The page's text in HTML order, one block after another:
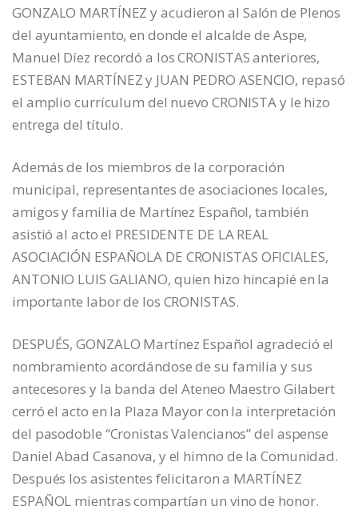
GONZALO MARTÍNEZ y acudieron al Salón de Plenos
del ayuntamiento, en donde el alcalde de Aspe,
Manuel Díez recordó a los CRONISTAS anteriores,
ESTEBAN MARTÍNEZ y JUAN PEDRO ASENCIO, repasó
el amplio currículum del nuevo CRONISTA y le hizo
entrega del título.
Además de los miembros de la corporación
municipal, representantes de asociaciones locales,
amigos y familia de Martínez Español, también
asistió al acto el PRESIDENTE DE LA REAL
ASOCIACIÓN ESPAÑOLA DE CRONISTAS OFICIALES,
ANTONIO LUIS GALIANO, quien hizo hincapié en la
importante labor de los CRONISTAS.
DESPUÉS, GONZALO Martínez Español agradeció el
nombramiento acordándose de su familia y sus
antecesores y la banda del Ateneo Maestro Gilabert
cerró el acto en la Plaza Mayor con la interpretación
del pasodoble “Cronistas Valencianos” del aspense
Daniel Abad Casanova, y el himno de la Comunidad.
Después los asistentes felicitaron a MARTÍNEZ
ESPAÑOL mientras compartían un vino de honor.